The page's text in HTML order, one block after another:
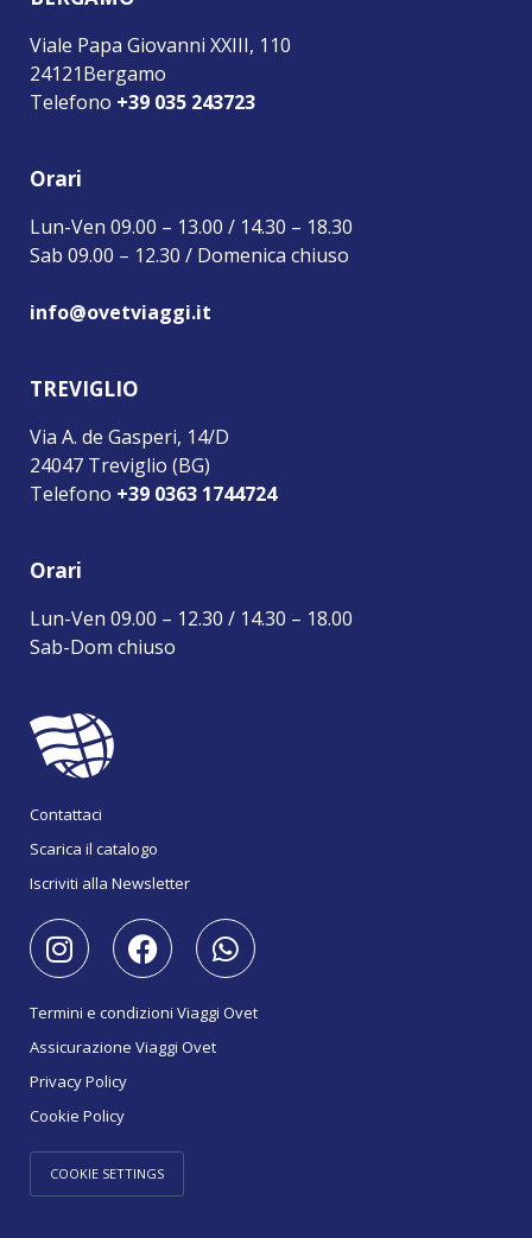
Viale Papa Giovanni XXIII, 110
24121Bergamo
Telefono +39 035 243723
Orari
Lun-Ven 09.00 – 13.00 / 14.30 – 18.30
Sab 09.00 – 12.30 / Domenica chiuso
info@ovetviaggi.it
TREVIGLIO
Via A. de Gasperi, 14/D
24047 Treviglio (BG)
Telefono +39 0363 1744724
Orari
Lun-Ven 09.00 – 12.30 / 14.30 – 18.00
Sab-Dom chiuso
Contattaci
Scarica il catalogo
Iscriviti alla Newsletter
Termini e condizioni Viaggi Ovet
Assicurazione Viaggi Ovet
Privacy Policy
Cookie Policy
COOKIE SETTINGS